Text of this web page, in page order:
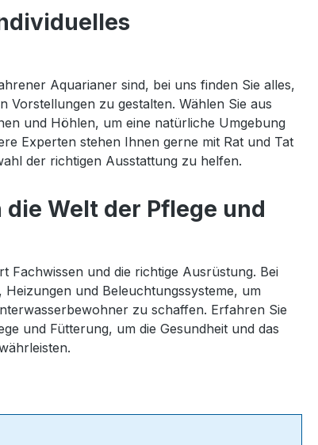
Aquarianer sind, bei uns finden Sie alles,
Vorstellungen zu gestalten. Wählen Sie aus
und Höhlen, um eine natürliche Umgebung
Experten stehen Ihnen gerne mit Rat und Tat
der richtigen Ausstattung zu helfen.
die Welt der Pflege und
Fachwissen und die richtige Ausrüstung. Bei
und Beleuchtungssysteme, um
zu schaffen. Erfahren Sie
und Fütterung, um die Gesundheit und das